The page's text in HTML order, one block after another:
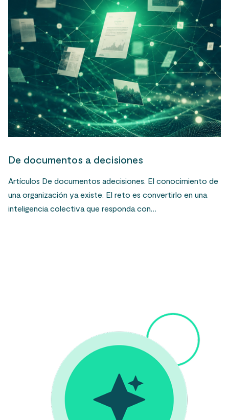
De documentos a decisiones
Artículos De documentos adecisiones. El conocimiento de
una organización ya existe. El reto es convertirlo en una
inteligencia colectiva que responda con…